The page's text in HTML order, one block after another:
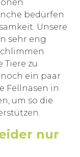
bedürfen
Unsere
sehr eng
Tiere zu
ein paar
Fellnasen in
um so die
nur